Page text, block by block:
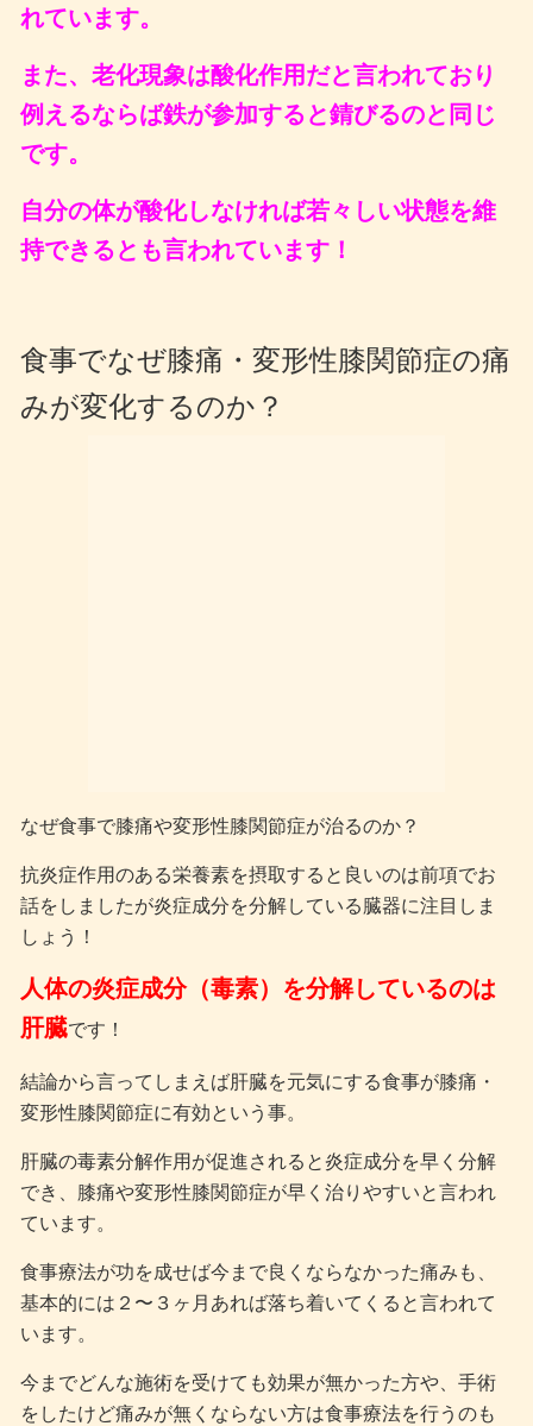
れています。
また、老化現象は酸化作用だと言われており
例えるならば鉄が参加すると錆びるのと同じ
です。
自分の体が酸化しなければ若々しい状態を維
持できるとも言われています！
食事でなぜ膝痛・変形性膝関節症の痛
みが変化するのか？
なぜ食事で膝痛や変形性膝関節症が治るのか？
抗炎症作用のある栄養素を摂取すると良いのは前項でお
話をしましたが炎症成分を分解している臓器に注目しま
しょう！
人体の炎症成分（毒素）を分解しているのは
肝臓です！
結論から言ってしまえば肝臓を元気にする食事が膝痛・
変形性膝関節症に有効という事。
肝臓の毒素分解作用が促進されると炎症成分を早く分解
でき、膝痛や変形性膝関節症が早く治りやすいと言われ
ています。
食事療法が功を成せば今まで良くならなかった痛みも、
基本的には２〜３ヶ月あれば落ち着いてくると言われて
います。
今までどんな施術を受けても効果が無かった方や、手術
をしたけど痛みが無くならない方は食事療法を行うのも